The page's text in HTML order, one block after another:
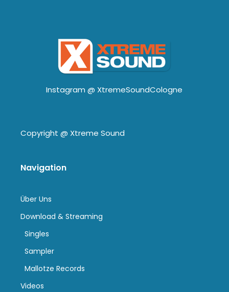
Instagram @ XtremeSoundCologne
Copyright @ Xtreme Sound
Navigation
Über Uns
Download & Streaming
Singles
Sampler
Mallotze Records
Videos